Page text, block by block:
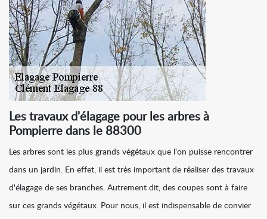
Les travaux d'élagage pour les arbres à
Pompierre dans le 88300
Les arbres sont les plus grands végétaux que l'on puisse rencontrer
dans un jardin. En effet, il est très important de réaliser des travaux
d'élagage de ses branches. Autrement dit, des coupes sont à faire
sur ces grands végétaux. Pour nous, il est indispensable de convier